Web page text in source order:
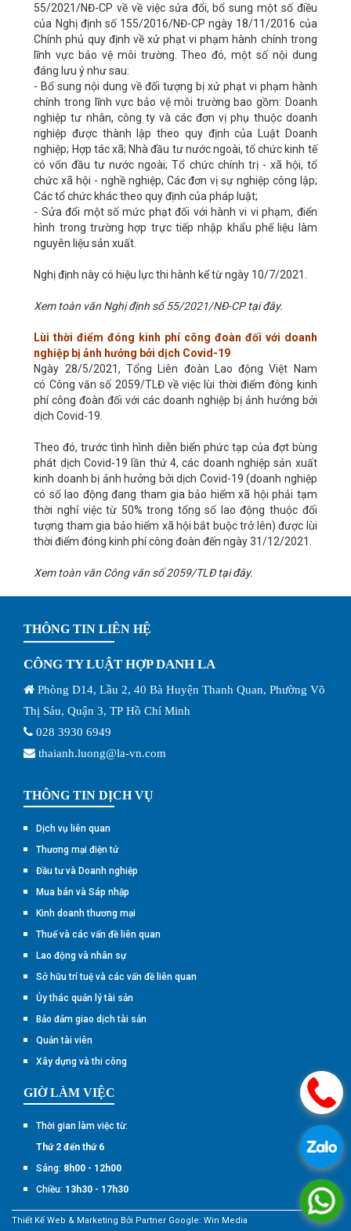
55/2021/NĐ-CP về về việc sửa đổi, bổ sung một số điều
của Nghị định số 155/2016/NĐ-CP ngày 18/11/2016 của
Chính phủ quy định về xử phạt vi phạm hành chính trong
lĩnh vực bảo vệ môi trường. Theo đó, một số nội dung
đáng lưu ý như sau:
- Bổ sung nội dung về đối tượng bị xử phạt vi phạm hành
chính trong lĩnh vực bảo vệ môi trường bao gồm: Doanh
nghiệp tư nhân, công ty và các đơn vị phụ thuộc doanh
nghiệp được thành lập theo quy định của Luật Doanh
nghiệp; Hợp tác xã; Nhà đầu tư nước ngoài, tổ chức kinh tế
có vốn đầu tư nước ngoài; Tổ chức chính trị - xã hội, tổ
chức xã hội - nghề nghiệp; Các đơn vị sự nghiệp công lập;
Các tổ chức khác theo quy định của pháp luật;
- Sửa đổi một số mức phạt đối với hành vi vi phạm, điển
hình trong trường hợp trực tiếp nhập khẩu phế liệu làm
nguyên liệu sản xuất.
Nghị định này có hiệu lực thi hành kể từ ngày 10/7/2021.
Xem toàn văn Nghị định số 55/2021/NĐ-CPtại đây.
Lùi thời điểm đóng kinh phí công đoàn đối với doanh
nghiệp bị ảnh hưởng bởi dịch Covid-19
Ngày 28/5/2021, Tổng Liên đoàn Lao động Việt Nam
có Công văn số 2059/TLĐ về việc lùi thời điểm đóng kinh
phí công đoàn đối với các doanh nghiệp bị ảnh hưởng bởi
dịch Covid-19.
Theo đó, trước tình hình diễn biến phức tạp của đợt bùng
phát dịch Covid-19 lần thứ 4, các doanh nghiệp sản xuất
kinh doanh bị ảnh hưởng bởi dịch Covid-19 (doanh nghiệp
có số lao động đang tham gia bảo hiểm xã hội phải tạm
thời nghỉ việc từ 50% trong tổng số lao động thuộc đối
tượng tham gia bảo hiểm xã hội bắt buộc trở lên) được lùi
thời điểm đóng kinh phí công đoàn đến ngày 31/12/2021.
Xem toàn văn Công văn số 2059/TLĐtại đây.
THÔNG TIN LIÊN HỆ
CÔNG TY LUẬT HỢP DANH LA
Phòng D14, Lầu 2, 40 Bà Huyện Thanh Quan, Phường Võ
Thị Sáu, Quận 3, TP Hồ Chí Minh
028 3930 6949
thaianh.luong@la-vn.com
THÔNG TIN DỊCH VỤ
Dịch vụ liên quan
Thương mại điện tử
Đầu tư và Doanh nghiệp
Mua bán và Sáp nhập
Kinh doanh thương mại
Thuế và các vấn đề liên quan
Lao động và nhân sự
Sở hữu trí tuệ và các vấn đề liên quan
Ủy thác quản lý tài sản
Bảo đảm giao dịch tài sản
Quản tài viên
Xây dựng và thi công
GIỜ LÀM VIỆC
Thời gian làm việc từ:
Thứ 2 đến thứ 6
Sáng: 8h00 - 12h00
Chiều: 13h30 - 17h30
Thiết Kế Web & Marketing Bởi Partner Google: Win Media
.